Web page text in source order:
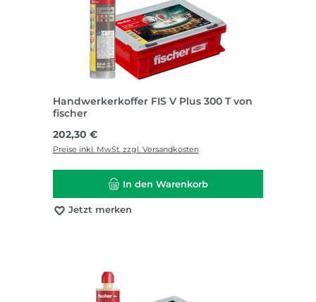
Handwerkerkoffer FIS V Plus 300 T von
fischer
Regulärer Preis:
202,30 €
Preise inkl. MwSt. zzgl. Versandkosten
In den Warenkorb
Jetzt merken